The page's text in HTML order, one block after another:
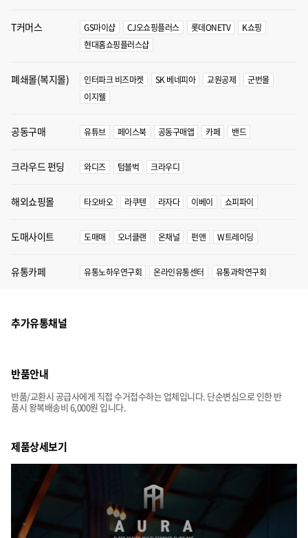
T커머스 GS마이샵 CJ오쇼핑플러스 롯데ONETV
K쇼핑
현대홈쇼핑플러스샵
폐쇄몰(복지몰) 인터파크 비즈마켓 SK 베네피아 교원공제
군번몰
이지웰
공동구매 유튜브 페이스북 공동구매앱 카페 밴드
크라우드 펀딩 와디즈 텀블벅 크라우디
해외쇼핑몰 타오바오 라쿠텐 라자다 이베이 쇼피파이
도매사이트 도매매 오너클랜 온채널 펀앤 W트레이딩
유통카페 유통노하우연구회 온라인유통센터 유통과학연구회
추가유통채널
반품안내
반품/교환시 공급사에게 직접 수거접수하는 업체입니다. 단순변심으로 인한 반
품시 왕복배송비 6,000원 입니다.
제품상세보기